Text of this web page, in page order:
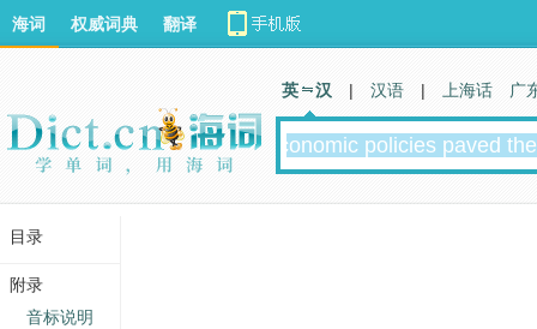
海词 权威词典 翻译
英 汉 | 汉语 | 上海话 广
目录
附录
音标说明